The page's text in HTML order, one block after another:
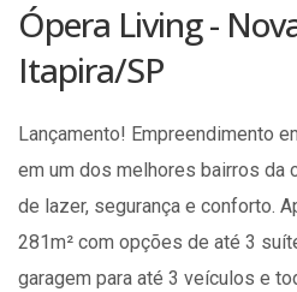
Ópera Living -
Itapira/SP
Lançamento! Empreendimento
em um dos melhores bairros da
de lazer, segurança e conforto.
281m² com opções de até 3
garagem para até 3 veículos e